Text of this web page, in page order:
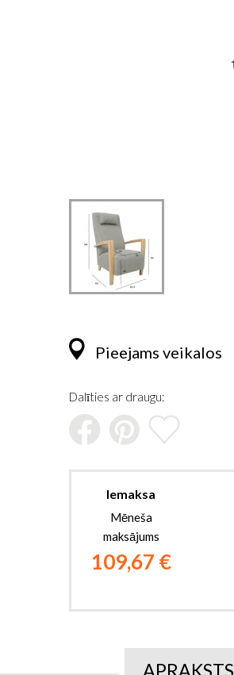
galerijas
sākumuPieejams veikalos
Dalīties ar draugu:
Iemaksa
Mēneša
maksājums
109,67 €
APRAKSTS